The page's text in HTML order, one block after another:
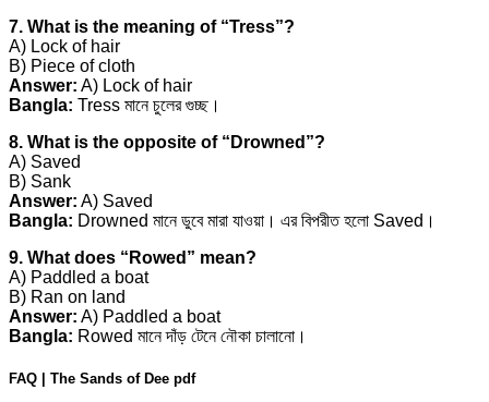
7. What is the meaning of “Tress”?
A) Lock of hair
B) Piece of cloth
Answer: A) Lock of hair
Bangla: Tress মানে চুলের গুচ্ছ।
8. What is the opposite of “Drowned”?
A) Saved
B) Sank
Answer: A) Saved
Bangla: Drowned মানে ডুবে মারা যাওয়া। এর বিপরীত হলো Saved।
9. What does “Rowed” mean?
A) Paddled a boat
B) Ran on land
Answer: A) Paddled a boat
Bangla: Rowed মানে দাঁড় টেনে নৌকা চালানো।
FAQ | The Sands of Dee pdf